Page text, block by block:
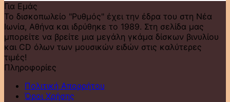
Για Εμάς
Το δισκοπωλείο "Ρυθμός" έχει την έδρα του στη Νέα
Ιωνία, Αθήνα και ιδρύθηκε το 1989. Στη σελίδα μας
μπορείτε να βρείτε μια μεγάλη γκάμα δίσκων βινυλίου
και CD όλων των μουσικών ειδών στις καλύτερες
τιμές!
Πληροφορίες
Πολιτική Απορρήτου
Όροι Χρήσης